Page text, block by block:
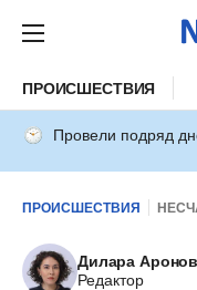
ПРОИСШЕСТВИЯ
Провели подряд
ПРОИСШЕСТВИЯ
Дилара
Редактор